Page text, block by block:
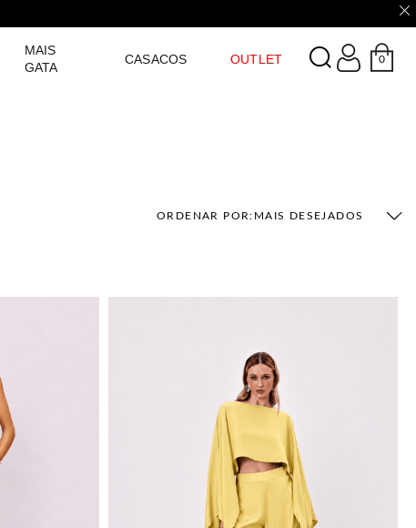
MAIS
GATA
CASACOS OUTLET 0
ORDENAR POR: MAIS DESEJADOS